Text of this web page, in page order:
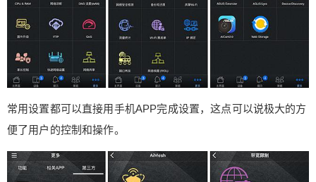
常用设置都可以直接用手机APP完成设置，这点可以说极大的方
便了用户的控制和操作。